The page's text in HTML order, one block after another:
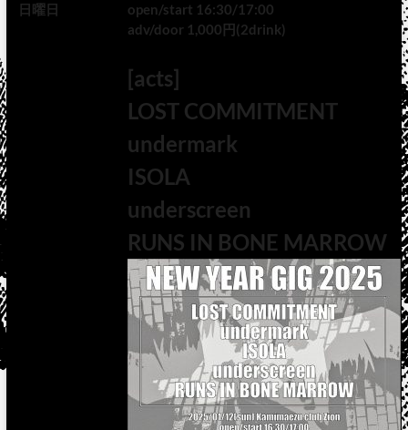
日曜日
open/start 16:30/17:00
adv/door 1,000円(2drink)
[acts]
LOST COMMITMENT
undermark
ISOLA
underscreen
RUNS IN BONE MARROW